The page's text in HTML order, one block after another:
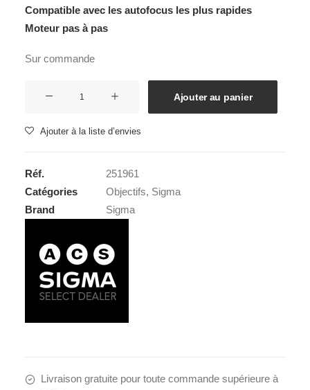
Compatible avec les autofocus les plus rapides
Moteur pas à pas
Sur commande
SIGMA
DG
DN
ART
Ajouter au panier
Ajouter à la liste d’envies
Réf.
251961
Catégories
Objectifs, Sigma
Brand
Sigma
Livraison gratuite pour toute commande supérieure à